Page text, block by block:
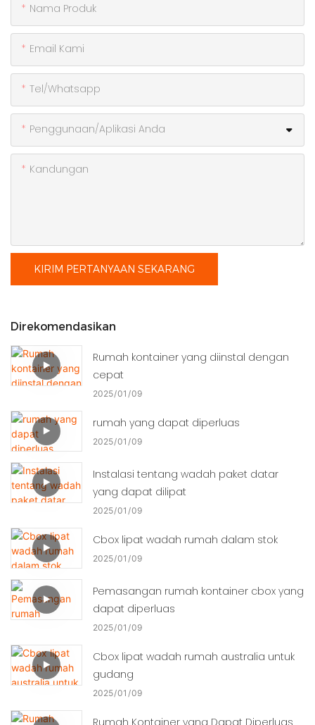
Nama Produk
Email Kami
Tel/whatsapp
Penggunaan/Aplikasi Anda
Kandungan
KIRIM PERTANYAAN SEKARANG
Direkomendasikan
Rumah kontainer yang diinstal dengan
cepat
2025 01 09
rumah yang dapat diperluas
2025 01 09
Instalasi tentang wadah paket datar
yang dapat dilipat
2025 01 09
Cbox lipat wadah rumah dalam stok
2025 01 09
Pemasangan rumah kontainer cbox yang
dapat diperluas
2025 01 09
Cbox lipat wadah rumah australia untuk
gudang
2025 01 09